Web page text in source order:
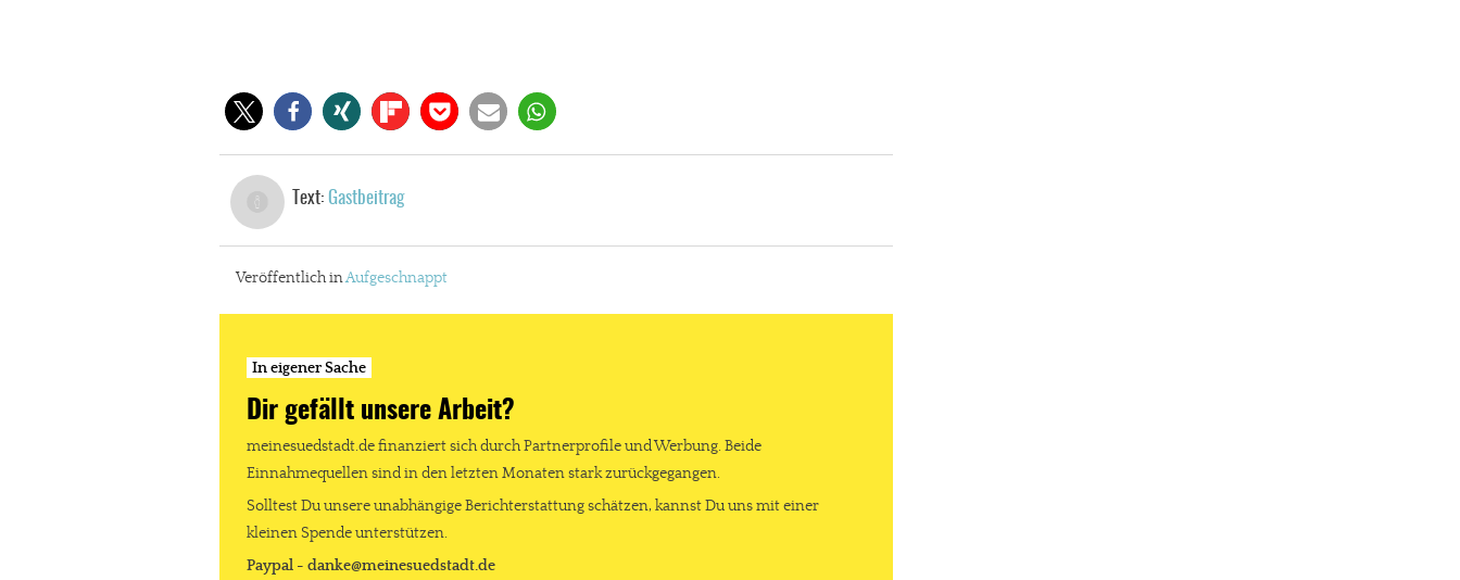
In eigener Sache
Dir gefällt unsere Arbeit?
meinesuedstadt.de finanziert sich durch Partnerprofile und Werbung. Beide Einnahmequellen sind in den letzten Monaten stark zurückgegangen.
Text: Gastbeitrag
Veröffentlich inAufgeschnappt
In eigener Sache
Dir gefällt unsere Arbeit?
meinesuedstadt.de finanziert sich durch Partnerprofile und Werbung. Beide
Einnahmequellen sind in den letzten Monaten stark zurückgegangen.
Solltest Du unsere unabhängige Berichterstattung schätzen, kannst Du uns mit einer
kleinen Spende unterstützen.
Paypal - danke@meinesuedstadt.de